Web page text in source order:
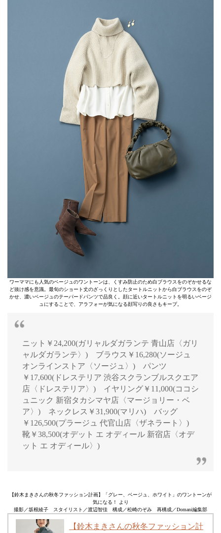
ワーママにも人気のベージュのワントーンは、くすみ防止のため白ブラウスをのぞかせるな
ど抜け感を意識。最旬のショート丈のざっくりとしたタートルニットから白ブラウスをのぞ
かせ、濃いベージュのテーパードパンツで品良く。顔に近いタートルニットを明るいベージ
ュにすることで、アラフォーが気になる顔写りの良さもキープ。
ニット￥24,200(ガリャルダガランテ 青山店〈ガリ
ャルダガランテ〉) ブラウス￥16,280(ソージュ
オンラインストア〈ソージュ〉) パンツ
￥17,600(ドレステリア 渋谷スクランブルスクエア
店〈ドレステリア〉) イヤリング￥11,000(ココシ
ュニック 新宿タカシマヤ店〈マージョリー・ベ
ア〉) ネックレス￥31,900(マリハ) バッグ
￥126,500(プラージュ 代官山店〈ザネラート〉)
靴￥38,500(オデット エ オディール 新宿店〈オデ
ット エ オディール〉)
【鈴木まきさんの秋冬ファッション計画】「グレー、ベージュ、ホワイト」のワントーンが
気になる！ より
撮影／坂根綾子 スタイリスト／渡辺智佳 構成／松崎のぞみ 再構成／Domani編集部
【鈴木まきさんの秋冬ファッション計